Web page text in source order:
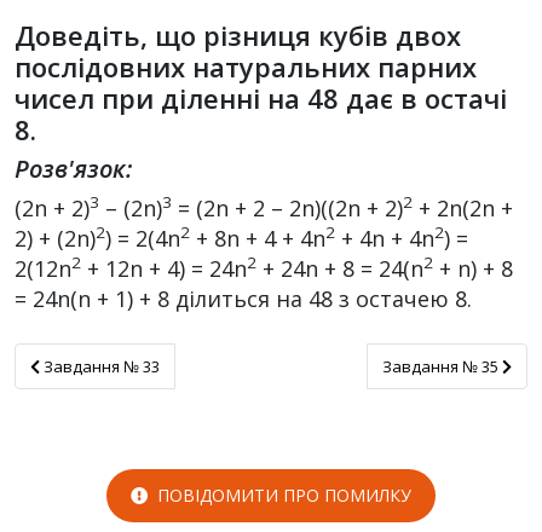
Доведіть, що різниця кубів двох
послідовних натуральних парних
чисел при діленні на 48 дає в остачі
8.
Розв'язок:
(2n + 2)3 – (2n)3 = (2n + 2 – 2n)((2n + 2)2 + 2n(2n +
2) + (2n)2) = 2(4n2 + 8n + 4 + 4n2 + 4n + 4n2) =
2(12n2 + 12n + 4) = 24n2 + 24n + 8 = 24(n2 + n) + 8
= 24n(n + 1) + 8 ділиться на 48 з остачею 8.
Завдання № 33
Завдання № 33 Завдання № 35
Завдання № 35
ПОВІДОМИТИ ПРО ПОМИЛКУ